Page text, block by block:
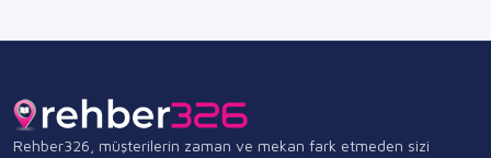
Rehber326, müşterilerin zaman ve mekan fark etmeden sizi